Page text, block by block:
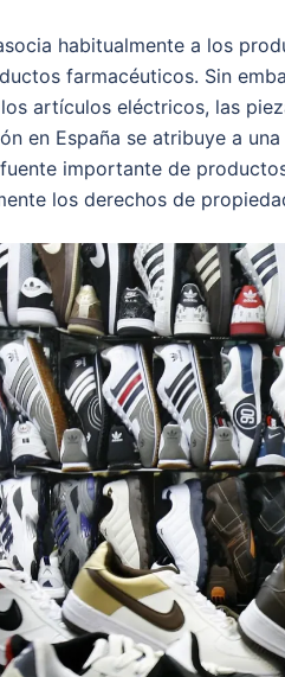
habitualmente a los
farmacéuticos. Sin
artículos eléctricos, las
en España se atribuye a
importante de
los derechos de